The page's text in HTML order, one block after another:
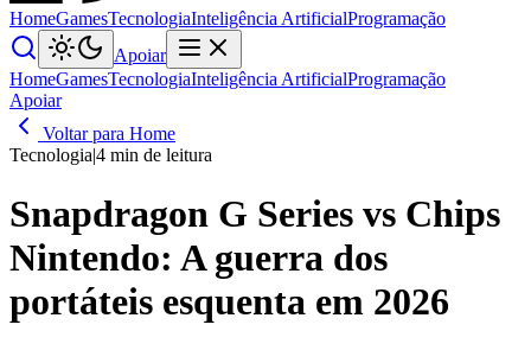
HomeGamesTecnologiaInteligência ArtificialProgramação
Apoiar
HomeGamesTecnologiaInteligência ArtificialProgramação
Apoiar
Voltar para Home
Tecnologia|4 min de leitura
Snapdragon G Series vs Chips
Nintendo: A guerra dos
portáteis esquenta em 2026